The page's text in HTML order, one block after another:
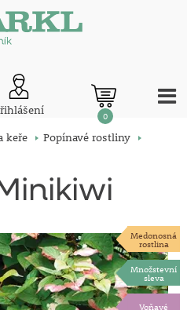
0
keře
Popínavé rostliny
Medonosná
rostlina
Množstevní
sleva
Voňavé